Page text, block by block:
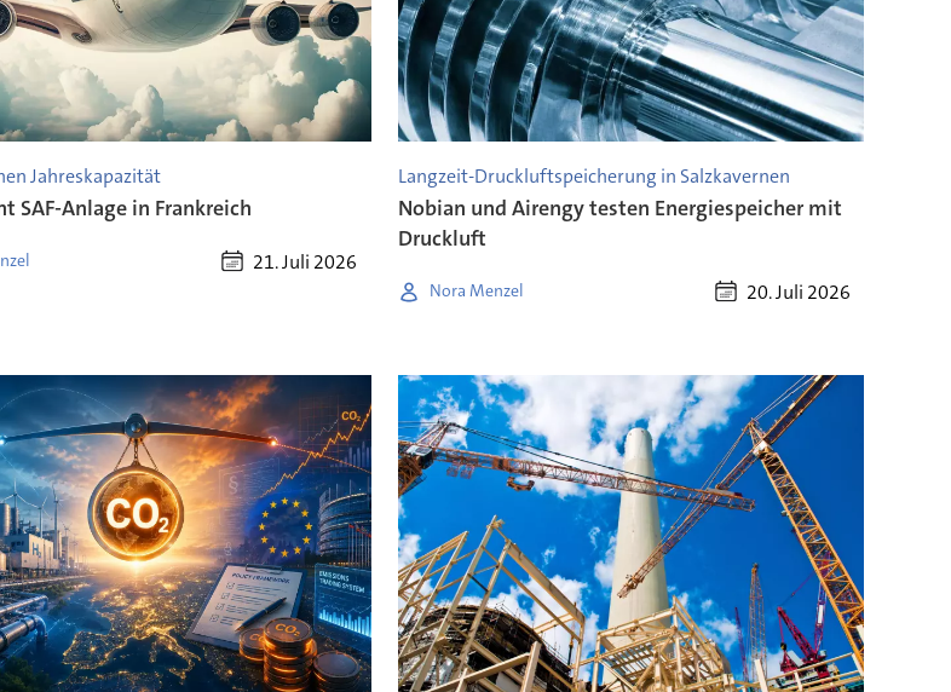
Jahreskapazität
SAF-Anlage in Frankreich
21. Juli 2026
Langzeit-Druckluftspeicherung in Salzkavernen
Nobian und Airengy testen Energiespeicher mit
Druckluft
Nora Menzel 20. Juli 2026